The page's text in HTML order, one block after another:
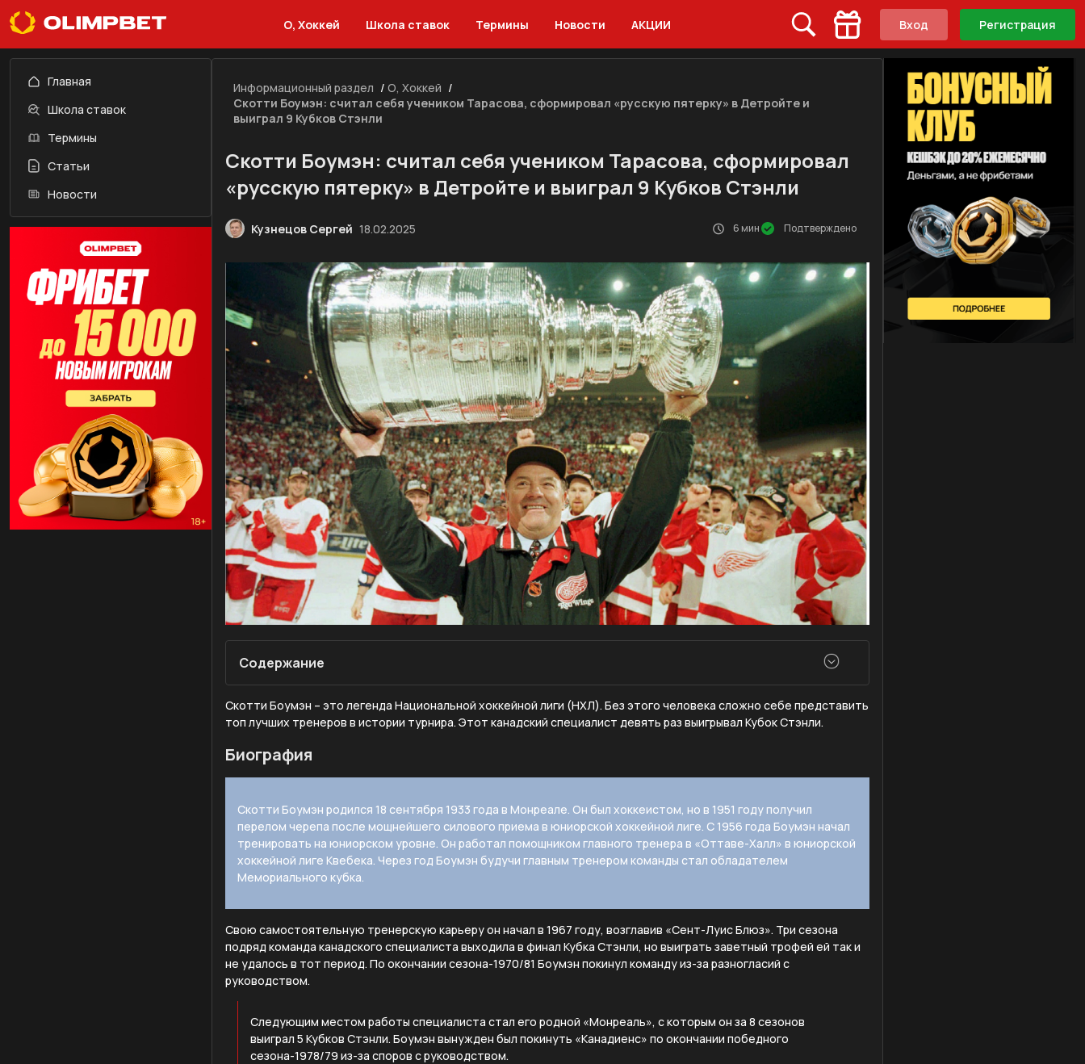
О, Хоккей Школа ставок Термины Новости АКЦИИ Вход Регистрация
Главная
Школа ставок
Термины
Статьи
Новости
Информационный раздел / О, Хоккей /
Скотти Боумэн: считал себя учеником Тарасова, сформировал «русскую пятерку» в Детройте и
выиграл 9 Кубков Стэнли
Скотти Боумэн: считал себя учеником Тарасова, сформировал
«русскую пятерку» в Детройте и выиграл 9 Кубков Стэнли
Кузнецов Сергей 18.02.2025 6 мин Подтверждено
Содержание
Скотти Боумэн – это легенда Национальной хоккейной лиги (НХЛ). Без этого человека сложно себе представить
топ лучших тренеров в истории турнира. Этот канадский специалист девять раз выигрывал Кубок Стэнли.
Биография
Скотти Боумэн родился 18 сентября 1933 года в Монреале. Он был хоккеистом, но в 1951 году получил
перелом черепа после мощнейшего силового приема в юниорской хоккейной лиге. С 1956 года Боумэн начал
тренировать на юниорском уровне. Он работал помощником главного тренера в «Оттаве-Халл» в юниорской
хоккейной лиге Квебека. Через год Боумэн будучи главным тренером команды стал обладателем
Мемориального кубка.
Свою самостоятельную тренерскую карьеру он начал в 1967 году, возглавив «Сент-Луис Блюз». Три сезона
подряд команда канадского специалиста выходила в финал Кубка Стэнли, но выиграть заветный трофей ей так и
не удалось в тот период. По окончании сезона-1970/81 Боумэн покинул команду из-за разногласий с
руководством.
Следующим местом работы специалиста стал его родной «Монреаль», с которым он за 8 сезонов
выиграл 5 Кубков Стэнли. Боумэн вынужден был покинуть «Канадиенс» по окончании победного
сезона-1978/79 из-за споров с руководством.